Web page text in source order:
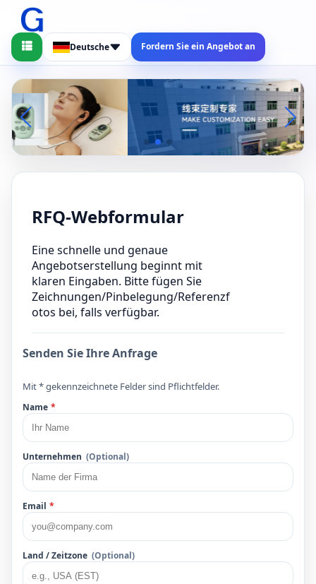
Deutsche Fordern Sie ein Angebot an
RFQ-Webformular
Eine schnelle und genaue
Angebotserstellung beginnt mit
klaren Eingaben. Bitte fügen Sie
Zeichnungen/Pinbelegung/Referenzf
otos bei, falls verfügbar.
Senden Sie Ihre Anfrage
Mit * gekennzeichnete Felder sind Pflichtfelder.
Name *
Unternehmen (Optional)
Email *
Land / Zeitzone (Optional)